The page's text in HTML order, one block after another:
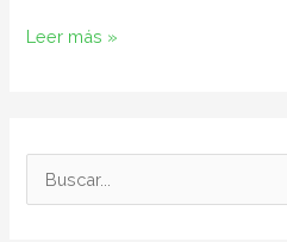
Leer más »